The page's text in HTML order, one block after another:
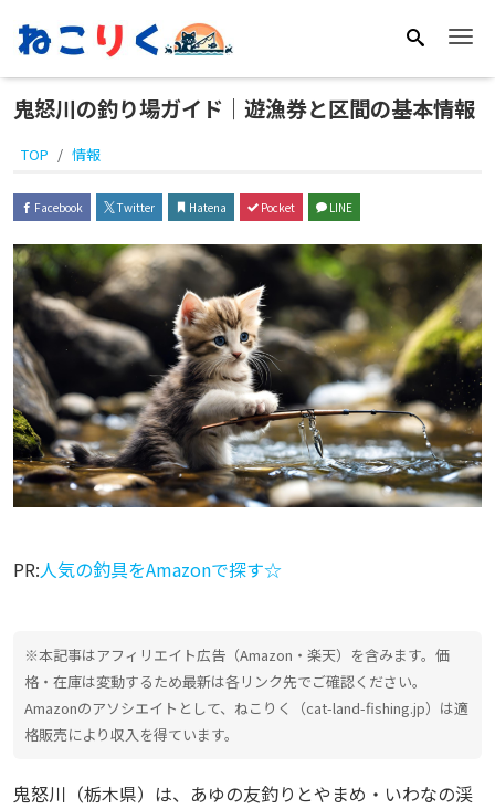
鬼怒川の釣り場ガイド｜遊漁券と区間の基本情報
TOP 情報
Facebook Twitter Hatena Pocket LINE
PR:人気の釣具をAmazonで探す☆
※本記事はアフィリエイト広告（Amazon・楽天）を含みます。価
格・在庫は変動するため最新は各リンク先でご確認ください。
Amazonのアソシエイトとして、ねこりく（cat-land-fishing.jp）は適
格販売により収入を得ています。
鬼怒川（栃木県）は、あゆの友釣りとやまめ・いわなの渓